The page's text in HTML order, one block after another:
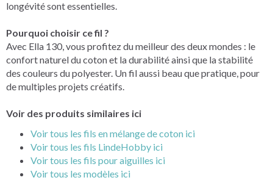
longévité sont essentielles.
Pourquoi choisir ce fil ?
Avec Ella 130, vous profitez du meilleur des deux mondes : le
confort naturel du coton et la durabilité ainsi que la stabilité
des couleurs du polyester. Un fil aussi beau que pratique, pour
de multiples projets créatifs.
Voir des produits similaires ici
Voir tous les fils en mélange de coton ici
Voir tous les fils LindeHobby ici
Voir tous les fils pour aiguilles ici
Voir tous les modèles ici